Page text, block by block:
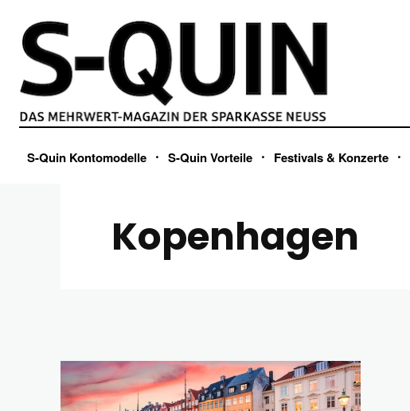
S-Quin Kontomodelle S-Quin Vorteile Festivals & Konzerte
Kopenhagen